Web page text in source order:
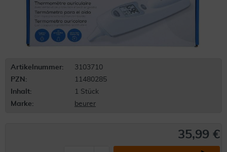
Artikelnummer:
3103710
PZN:
11480285
Inhalt:
1 Stück
Marke:
beurer
35,99 €